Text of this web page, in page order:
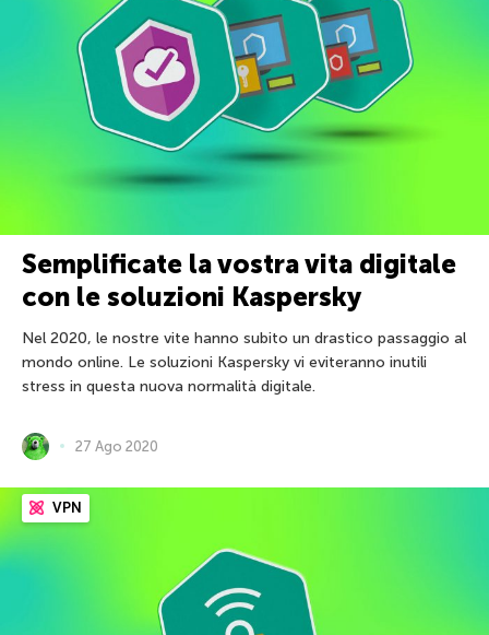
Semplificate la vostra vita digitale
con le soluzioni Kaspersky
Nel 2020, le nostre vite hanno subito un drastico passaggio al
mondo online. Le soluzioni Kaspersky vi eviteranno inutili
stress in questa nuova normalità digitale.
27 Ago 2020
VPN